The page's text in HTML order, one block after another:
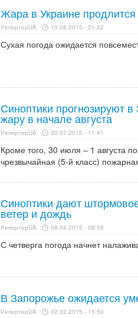
Жара в Украине
РепортерUA 10.08.2015 - 21:22
Сухая погода ожидается
Синоптики прогнозируют
жару в начале августа
РепортерUA 30.07.2015 - 11:41
Кроме того, 30 июля – 1 августа
чрезвычайная (5-й класс)
Синоптики дают
ветер и дождь
РепортерUA 08.04.2015 - 08:56
С четверга погода начнет
В Запорожье ожидается
РепортерUA 02.02.2015 - 15:50